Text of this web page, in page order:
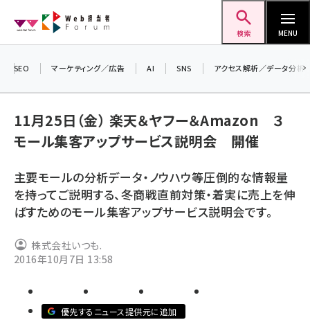
ン
検索 MENU
ai (2804)
youtube (2429)
セミナー (2303)
meo (1275)
SEO マーケティング／広告 AI SNS アクセス解析／データ分析
11月25日（金） 楽天＆ヤフー＆Amazon ３
モール集客アップサービス説明会 開催
主要モールの分析データ・ノウハウ等圧倒的な情報量
を持ってご説明する、冬商戦直前対策・着実に売上を伸
ばすためのモール集客アップサービス説明会です。
株式会社いつも.
2016年10月7日 13:58
優先するニュース提供元に追加